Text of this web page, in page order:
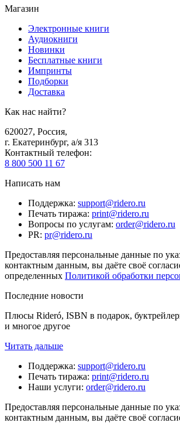
Магазин
Электронные книги
Аудиокниги
Новинки
Бесплатные книги
Импринты
Подборки
Доставка
Как нас найти?
620027, Россия,
г. Екатеринбург, а/я 313
Контактный телефон:
8 800 500 11 67
Написать нам
Поддержка: support@ridero.ru
Печать тиража: print@ridero.ru
Вопросы по услугам: order@ridero.ru
PR: pr@ridero.ru
Предоставляя персональные данные по
контактным данным, вы даёте своё
определенных Политикой обработки
Последние новости
Плюсы Rideró, ISBN в подарок,
и многое другое
Читать дальше
Поддержка: support@ridero.ru
Печать тиража: print@ridero.ru
Наши услуги: order@ridero.ru
Предоставляя персональные данные по
контактным данным, вы даёте своё